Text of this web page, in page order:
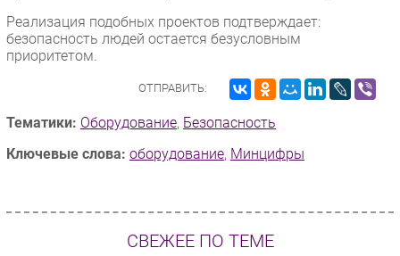
Реализация подобных проектов подтверждает:
безопасность людей остается безусловным
приоритетом.
ОТПРАВИТЬ:
Тематики: Оборудование, Безопасность
Ключевые слова: оборудование, Минцифры
СВЕЖЕЕ ПО ТЕМЕ